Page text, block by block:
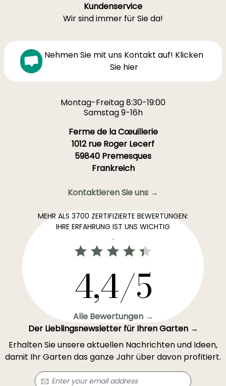
Kundenservice
Wir sind immer für Sie da!
Nehmen Sie mit uns Kontakt auf! Klicken
Sie hier
Montag-Freitag 8:30-19:00
Samstag 9-16h
Ferme de la Cœuillerie
1012 rue Roger Lecerf
59840 Premesques
Frankreich
Kontaktieren Sie uns →
MEHR ALS 3700 ZERTIFIZIERTE BEWERTUNGEN:
IHRE ERFAHRUNG IST UNS WICHTIG
.
4,4/5
Alle Bewertungen →
Der Lieblingsnewsletter für Ihren Garten →
Erhalten Sie unsere aktuellen Nachrichten und Ideen,
damit Ihr Garten das ganze Jahr über davon profitiert.